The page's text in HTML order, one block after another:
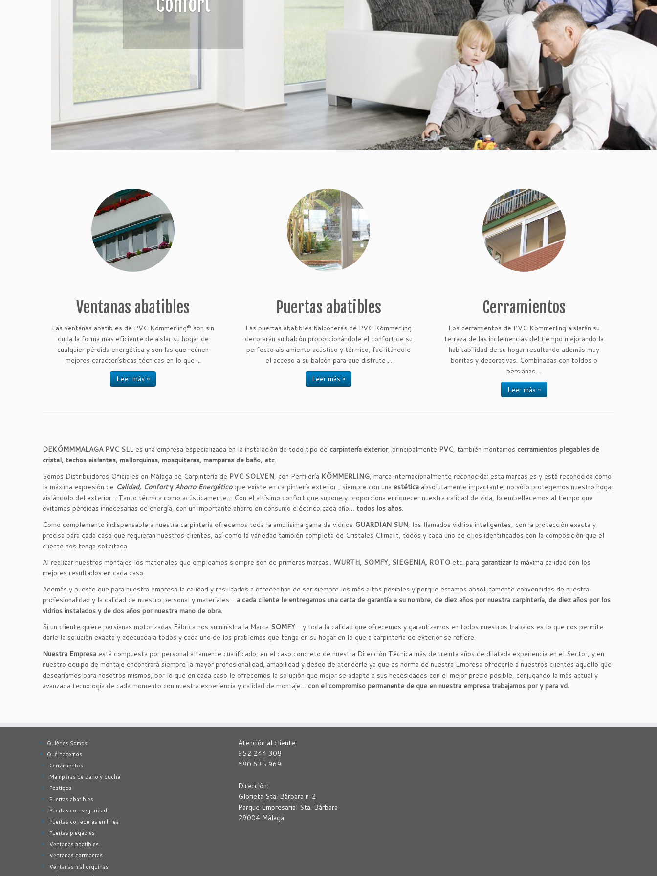
Confort
Ventanas abatibles
Las ventanas abatibles de PVC Kömmerling® son sin
duda la forma más eficiente de aislar su hogar de
cualquier pérdida energética y son las que reúnen
mejores características técnicas en lo que ...
Leer más »
Puertas abatibles
Las puertas abatibles balconeras de PVC Kómmerling
decorarán su balcón proporcionándole el confort de su
perfecto aislamiento acústico y térmico, facilitándole
el acceso a su balcón para que disfrute ...
Leer más »
Cerramientos
Los cerramientos de PVC Kömmerling aislarán su
terraza de las inclemencias del tiempo mejorando la
habitabilidad de su hogar resultando además muy
bonitas y decorativas. Combinadas con toldos o
persianas ...
Leer más »
DEKÖMMMALAGA PVC SLL es una empresa especializada en la instalación de todo tipo de carpintería exterior, principalmente PVC, también montamos cerramientos plegables de
cristal, techos aislantes, mallorquinas, mosquiteras, mamparas de baño, etc.
Somos Distribuidores Oficiales en Málaga de Carpintería de PVC SOLVEN, con Perfilería KÖMMERLING, marca internacionalmente reconocida; esta marcas es y está reconocida como
la máxima expresión de Calidad, ConfortyAhorro Energéticoque existe en carpintería exterior , siempre con una estética absolutamente impactante, no sólo protegemos nuestro hogar
aislándolo del exterior .. Tanto térmica como acústicamente… Con el altísimo confort que supone y proporciona enriquecer nuestra calidad de vida, lo embellecemos al tiempo que
evitamos pérdidas innecesarias de energía, con un importante ahorro en consumo eléctrico cada año… todos los años.
Como complemento indispensable a nuestra carpintería ofrecemos toda la amplísima gama de vidrios GUARDIAN SUN, los llamados vidrios inteligentes, con la protección exacta y
precisa para cada caso que requieran nuestros clientes, así como la variedad también completa de Cristales Climalit, todos y cada uno de ellos identificados con la composición que el
cliente nos tenga solicitada.
Al realizar nuestros montajes los materiales que empleamos siempre son de primeras marcas.. WURTH, SOMFY, SIEGENIA, ROTO etc. para garantizarla máxima calidad con los
mejores resultados en cada caso.
Además y puesto que para nuestra empresa la calidad y resultados a ofrecer han de ser siempre los más altos posibles y porque estamos absolutamente convencidos de nuestra
profesionalidad y la calidad de nuestro personal y materiales… a cada cliente le entregamos una carta de garantía a su nombre, de diez años por nuestra carpintería, de diez años por los
vidrios instalados y de dos años por nuestra mano de obra.
Si un cliente quiere persianas motorizadas Fábrica nos suministra la Marca SOMFY… y toda la calidad que ofrecemos y garantizamos en todos nuestros trabajos es lo que nos permite
darle la solución exacta y adecuada a todos y cada uno de los problemas que tenga en su hogar en lo que a carpintería de exterior se refiere.
Nuestra Empresa está compuesta por personal altamente cualificado, en el caso concreto de nuestra Dirección Técnica más de treinta años de dilatada experiencia en el Sector, y en
nuestro equipo de montaje encontrará siempre la mayor profesionalidad, amabilidad y deseo de atenderle ya que es norma de nuestra Empresa ofrecerle a nuestros clientes aquello que
desearíamos para nosotros mismos, por lo que en cada caso le ofrecemos la solución que mejor se adapte a sus necesidades con el mejor precio posible, conjugando la más actual y
avanzada tecnología de cada momento con nuestra experiencia y calidad de montaje… con el compromiso permanente de que en nuestra empresa trabajamos por y para vd.
Quiénes Somos
Qué hacemos
Cerramientos
Mamparas de baño y ducha
Postigos
Puertas abatibles
Puertas con seguridad
Puertas correderas en línea
Puertas plegables
Ventanas abatibles
Ventanas correderas
Ventanas mallorquinas
Atención al cliente:
952 244 308
680 635 969
Dirección:
Glorieta Sta. Bárbara nº2
Parque Empresarial Sta. Bárbara
29004 Málaga